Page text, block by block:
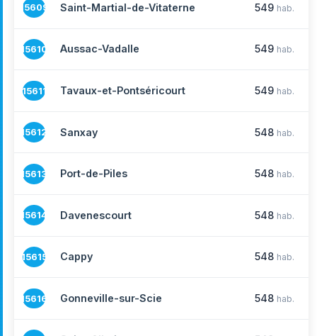
15609 Saint-Martial-de-Vitaterne 549 hab.
15610 Aussac-Vadalle 549 hab.
15611 Tavaux-et-Pontséricourt 549 hab.
15612 Sanxay 548 hab.
15613 Port-de-Piles 548 hab.
15614 Davenescourt 548 hab.
15615 Cappy 548 hab.
15616 Gonneville-sur-Scie 548 hab.